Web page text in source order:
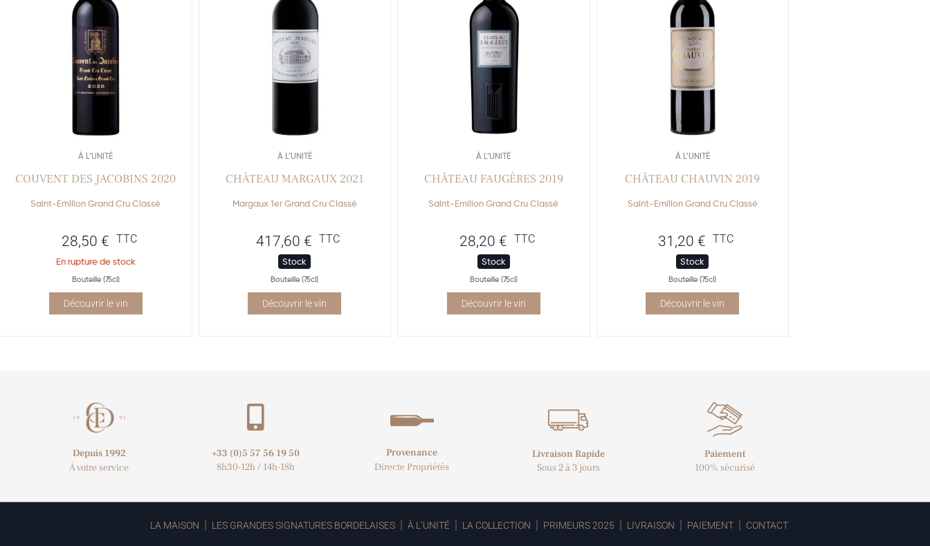
À L’UNITÉ
COUVENT DES JACOBINS 2020
Saint-Emilion Grand Cru Classé
28,50 € TTC
En rupture de stock
Bouteille (75cl)
Découvrir le vin
À L’UNITÉ
CHÂTEAU MARGAUX 2021
Margaux 1er Grand Cru Classé
417,60€ TTC
Stock
Bouteille (75cl)
Découvrir le vin
À L’UNITÉ
CHÂTEAU FAUGÈRES 2019
Saint-Emilion Grand Cru Classé
28,20 € TTC
Stock
Bouteille (75cl)
Découvrir le vin
À L’UNITÉ
CHÂTEAU CHAUVIN 2019
Saint-Emilion Grand Cru Classé
31,20€ TTC
Stock
Bouteille (75cl)
Découvrir le vin
Depuis 1992
À votre service
+33 (0)5 57 56 19 50​
8h30-12h / 14h-18h
Provenance
Directe Propriétés
Livraison Rapide
Sous 2 à 3 jours
Paiement
100% sécurisé
LA MAISON LES GRANDES SIGNATURES BORDELAISES À L’UNITÉ LA COLLECTION PRIMEURS 2025 LIVRAISON PAIEMENT CONTACT